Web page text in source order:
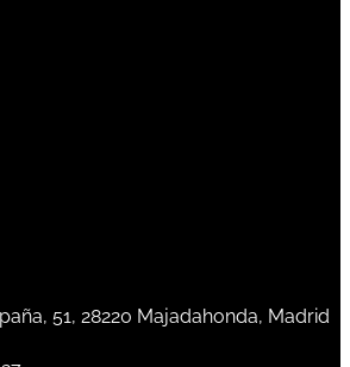
51, 28220 Majadahonda, Madrid